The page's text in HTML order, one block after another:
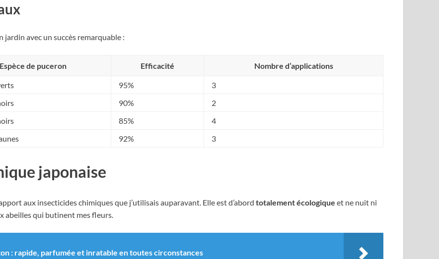
jardin avec un succès remarquable :
Espèce de puceron Efficacité Nombre d’applications
95%
3
90%
2
85%
4
92% 3
japonaise
aux insecticides chimiques que j’utilisais auparavant. Elle est d’abord totalement écologique et ne nuit ni
abeilles qui butinent mes fleurs.
: rapide, parfumée et inratable en toutes circonstances